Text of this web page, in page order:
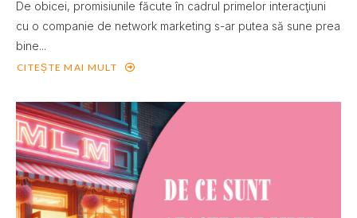
De obicei, promisiunile făcute în cadrul primelor interacţiuni
cu o companie de network marketing s-ar putea să sune prea
bine...
CITEȘTE MAI MULT